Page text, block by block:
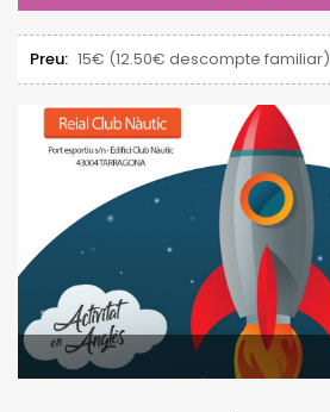
Preu: 15€ (12.50€ descompte familiar)